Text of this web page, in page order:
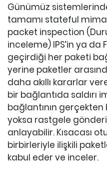
Günümüz
tamamı stateful
packet inspection
inceleme) IPS’in ya da
geçirdiği her paketi
yerine paketler
daha akıllı kararlar
bir bağlantıda saldırı
bağlantının
yoksa rastgele
anlayabilir. Kısacası
birbirleriyle ilişkili
kabul eder ve inceler.